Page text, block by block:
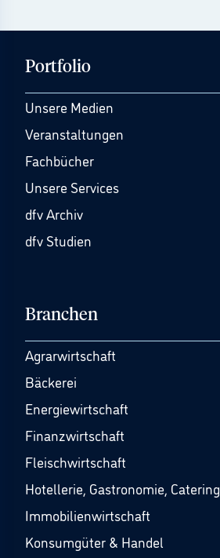
Portfolio
Unsere Medien
Veranstaltungen
Fachbücher
Unsere Services
dfv Archiv
dfv Studien
Branchen
Agrarwirtschaft
Bäckerei
Energiewirtschaft
Finanzwirtschaft
Fleischwirtschaft
Hotellerie, Gastronomie, Catering
Immobilienwirtschaft
Konsumgüter & Handel